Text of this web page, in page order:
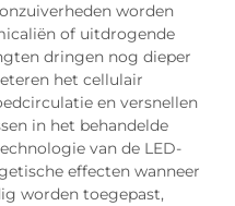
worden
of uitdrogende
dringen nog dieper
het cellulair
en versnellen
in het behandelde
van de LED-
effecten wanneer
worden toegepast,